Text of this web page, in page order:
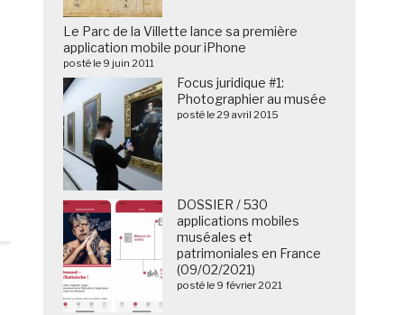
Le Parc de la Villette lance sa première
application mobile pour iPhone
posté le 9 juin 2011
Focus juridique #1:
Photographier au musée
posté le 29 avril 2015
DOSSIER / 530
applications mobiles
muséales et
patrimoniales en France
(09/02/2021)
posté le 9 février 2021